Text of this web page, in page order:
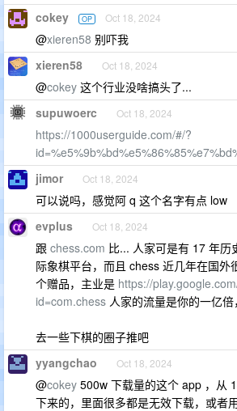
cokey OP Oct 18, 2024
@xieren58 别吓我
xieren58 Oct 18, 2024
@cokey 这个行业没啥搞头了...
supuwoerc Oct 18, 2024
https://1000userguide.com/#/?
jimor Oct 18, 2024
可以说吗，感觉阿 q 这个名字有点 low
evplus Oct 18, 2024
跟 chess.com 比... 人家可是有 17 年历
际象棋平台，而且 chess 近几年在国外
个赠品，主业是 https://
id=com.chess 人家的流量是你的一亿
去一些下棋的圈子推吧
yyangchao Oct 18, 2024
@cokey 500w 下载量的这个 app ，从
下来的，里面很多都是无效下载，或者